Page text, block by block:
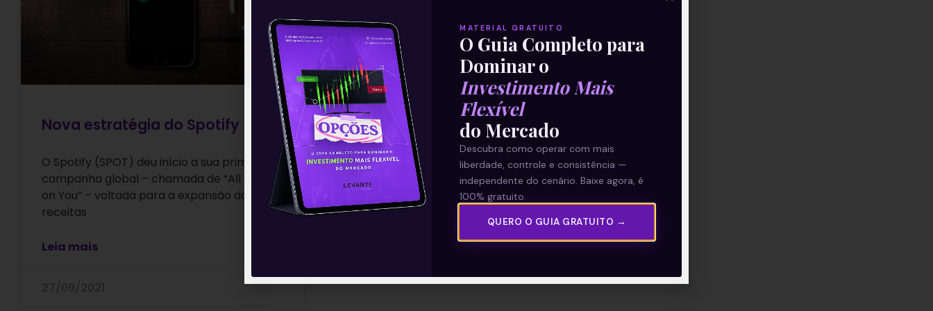
Nova estratégia do Spotify
O Spotify (SPOT) deu início a sua primeira
campanha global – chamada de “All Ears
on You” – voltada para a expansão das suas
receitas
Leia mais
MATERIAL GRATUITO
O Guia Completo para
Dominar o
Investimento Mais
Flexível
do Mercado
Descubra como operar com mais
liberdade, controle e consistência —
independente do cenário. Baixe agora, é
100% gratuito.
QUERO O GUIA GRATUITO →